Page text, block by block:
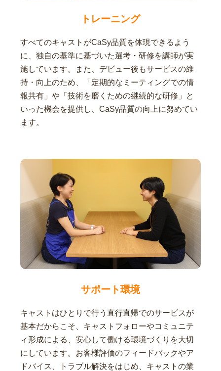
トレーニング
すべてのキャストがCaSy品質を体現できるよう
に、独自の基準に基づいた選考・研修を講師が実
施しています。また、デビュー後もサービスの維
持・向上のため、「定期的なミーティングでの情
報共有」や「技術を磨くための継続的な研修」と
いった機会を提供し、CaSy品質の向上に努めてい
ます。
サポート環境
キャストはひとりで行う直行直帰でのサービスが
基本だからこそ、キャストフォローやコミュニテ
ィ形成による、安心して働ける環境づくりを大切
にしています。お客様評価のフィードバックやア
ドバイス、トラブル解決をはじめ、キャストの業